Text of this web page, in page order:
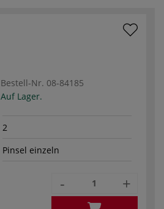
Bestell-Nr. 08-84185
Auf Lager.
2
Pinsel einzeln
- +